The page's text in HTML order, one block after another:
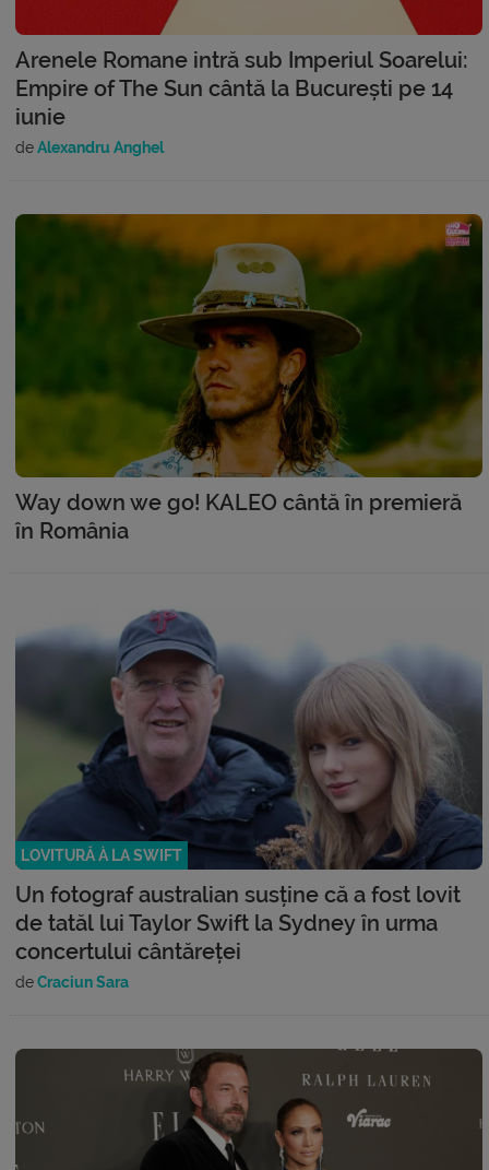
Arenele Romane intră sub Imperiul Soarelui:
Empire of The Sun cântă la București pe 14
iunie
deAlexandru Anghel
Way down we go! KALEO cântă în premieră
în România
LOVITURĂ À LA SWIFT
Un fotograf australian susține că a fost lovit
de tatăl lui Taylor Swift la Sydney în urma
concertului cântăreței
deCraciun Sara